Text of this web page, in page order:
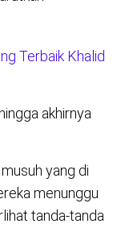
Terbaik Khalid
akhirnya
yang di
menunggu
tanda-tanda